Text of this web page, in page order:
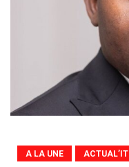
A LA UNE ACTUAL’IT